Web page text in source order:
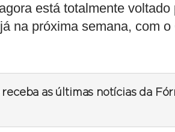
está totalmente
na próxima semana, com
receba as últimas notícias da